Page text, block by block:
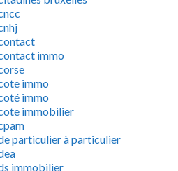
immo
immo
immo
immobilier
particulier à particulier
immobilier